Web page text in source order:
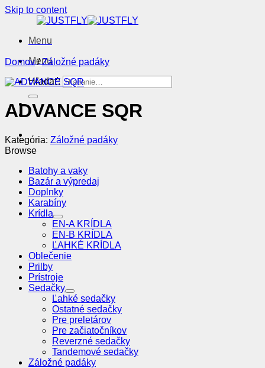
Skip to content
Menu
Menu
Hľadať:
Domov / Záložné padáky
ADVANCE SQR
Kategória: Záložné padáky
Browse
Batohy a vaky
Bazár a výpredaj
Doplnky
Karabíny
Krídla
EN-A KRÍDLA
EN-B KRÍDLA
ĽAHKÉ KRÍDLA
Oblečenie
Prilby
Prístroje
Sedačky
Ľahké sedačky
Ostatné sedačky
Pre preletárov
Pre začiatočníkov
Reverzné sedačky
Tandemové sedačky
Záložné padáky